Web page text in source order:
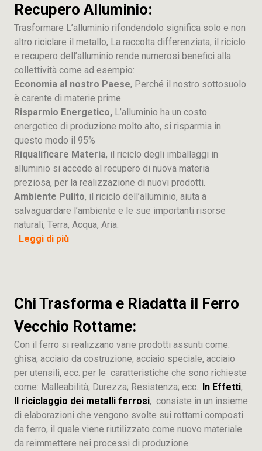
Recupero Alluminio:
Trasformare L’alluminio rifondendolo significa solo e non
altro riciclare il metallo, La raccolta differenziata, il riciclo
e recupero dell’alluminio rende numerosi benefici alla
collettività come ad esempio:
Economia al nostro Paese, Perché il nostro sottosuolo
è carente di materie prime.
Risparmio Energetico, L’alluminio ha un costo
energetico di produzione molto alto, si risparmia in
questo modo il 95%
Riqualificare Materia, il riciclo degli imballaggi in
alluminio si accede al recupero di nuova materia
preziosa, per la realizzazione di nuovi prodotti.
Ambiente Pulito, il riciclo dell’alluminio, aiuta a
salvaguardare l’ambiente e le sue importanti risorse
naturali, Terra, Acqua, Aria.
Leggi di più
Chi Trasforma e Riadatta il Ferro
Vecchio Rottame:
Con il ferro si realizzano varie prodotti assunti come:
ghisa, acciaio da costruzione, acciaio speciale, acciaio
per utensili, ecc. per le caratteristiche che sono richieste
come: Malleabilità; Durezza; Resistenza; ecc.. In Effetti,
Il riciclaggio dei metalli ferrosi, consiste in un insieme
di elaborazioni che vengono svolte sui rottami composti
da ferro, il quale viene riutilizzato come nuovo materiale
da reimmettere nei processi di produzione.